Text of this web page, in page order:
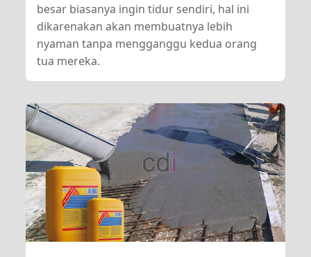
besar biasanya ingin tidur sendiri, hal ini
dikarenakan akan membuatnya lebih
nyaman tanpa mengganggu kedua orang
tua mereka.